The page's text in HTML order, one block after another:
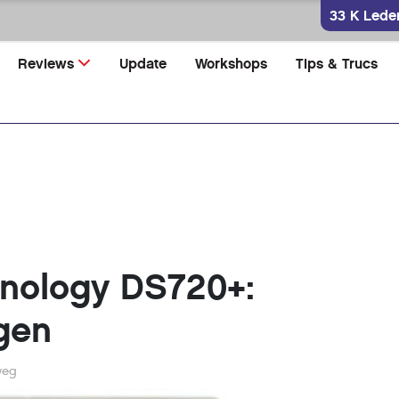
33 K
Reviews Update Workshops Tips & Trucs
DS720+: